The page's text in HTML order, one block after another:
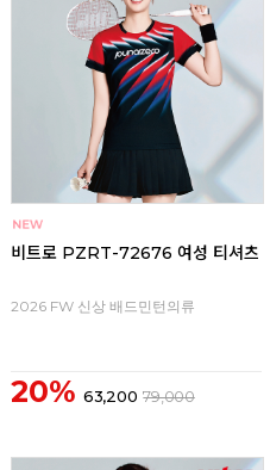
비트로 PZRT-72676 여성 티셔츠
2026 FW 신상 배드민턴의류
20% 63,200 79,000